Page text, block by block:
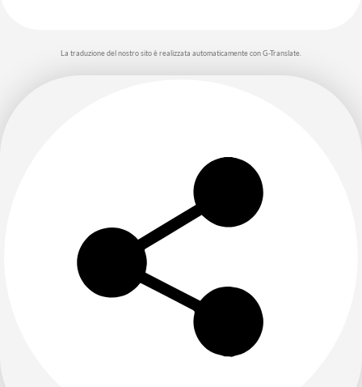
La traduzione del nostro sito è realizzata automaticamente con G-Translate.